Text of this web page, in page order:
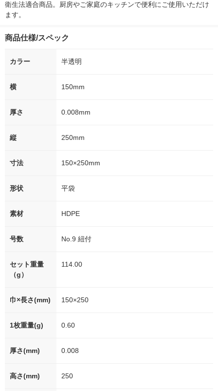
衛生法適合商品。厨房やご家庭のキッチンで便利にご使用いただけ
ます。
商品仕様/スペック
カラー 半透明
横 150mm
厚さ 0.008mm
縦 250mm
寸法 150×250mm
形状 平袋
素材 HDPE
号数 No.9 紐付
セット重量
（g）
114.00
巾×長さ(mm) 150×250
1枚重量(g) 0.60
厚さ(mm) 0.008
高さ(mm) 250